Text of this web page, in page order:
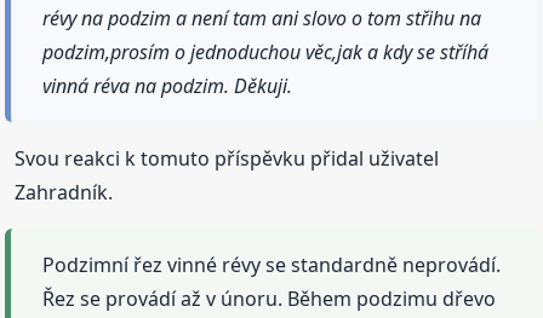
révy na podzim a není tam ani slovo o tom střihu na
podzim,prosím o jednoduchou věc,jak a kdy se stříhá
vinná réva na podzim. Děkuji.
Svou reakci k tomuto příspěvku přidal uživatel
Zahradník.
Podzimní řez vinné révy se standardně neprovádí.
Řez se provádí až v únoru. Během podzimu dřevo